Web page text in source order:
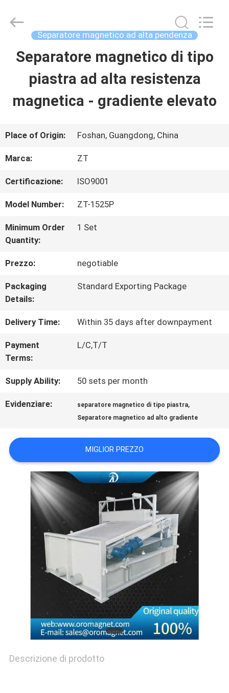
CASA
PRODOTTI
CIRCA
NOI
DELLA
FABBRICA
CONTROLLO
DI
QUALITÀ
CONTATTICI
NOTIZIE
E
CONOSCENZE
CASI
MAPPA
POLICY
Zhongtai
Machinery
Separatore magnetico ad alta pendenza
Separatore magnetico di tipo
piastra ad alta resistenza
magnetica - gradiente elevato
Place of Origin: Foshan, Guangdong, China
Marca: ZT
Certificazione: ISO9001
Model Number: ZT-1525P
Minimum Order
Quantity:
1 Set
Prezzo: negotiable
Packaging
Details:
Standard Exporting Package
Delivery Time: Within 35 days after downpayment
Payment
Terms:
L/C,T/T
Supply Ability: 50 sets per month
Evidenziare: separatore magnetico di tipo piastra,
Separatore magnetico ad alto gradiente
MIGLIOR PREZZO
Descrizione di prodotto